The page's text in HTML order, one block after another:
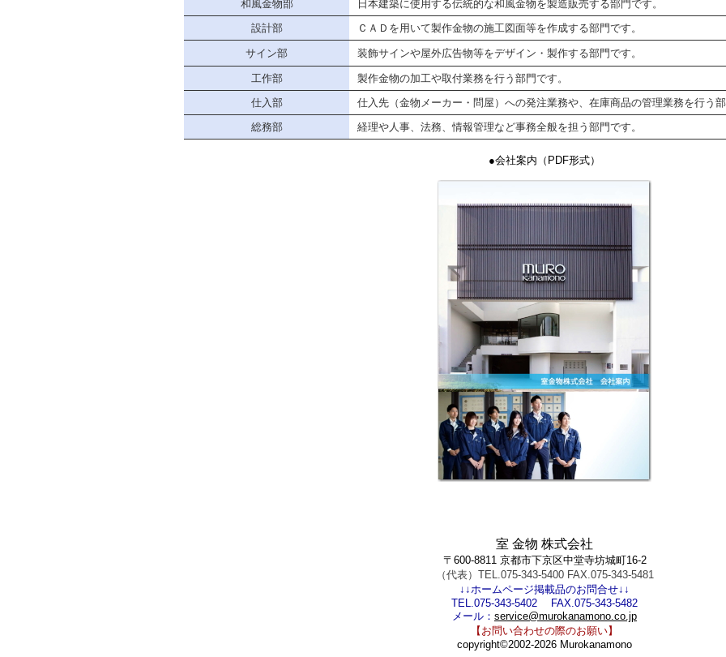
和風金物部
日本建築に使用する伝統的な和風金物を製造販売する部門です。
設計部
ＣＡＤを用いて製作金物の施工図面等を作成する部門です。
サイン部 装飾サインや屋外広告物等をデザイン・製作する部門です。
工作部
製作金物の加工や取付業務を行う部門です。
仕入部
仕入先（金物メーカー・問屋）への発注業務や、在庫商品の管理業務を行う部
総務部
経理や人事、法務、情報管理など事務全般を担う部門です。
●会社案内（PDF形式）
室 金物 株式会社
〒600-8811 京都市下京区中堂寺坊城町16-2
（代表）TEL.075-343-5400 FAX.075-343-5481
↓↓ホームページ掲載品のお問合せ↓↓
TEL.075-343-5402 FAX.075-343-5482
メール： service@murokanamono.co.jp
【お問い合わせの際のお願い】
copyright©2002-2026 Murokanamono